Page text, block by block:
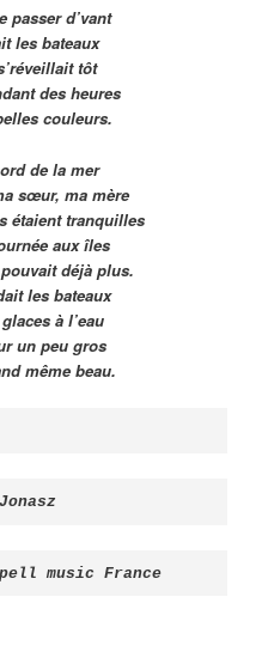
passer d’vant
les bateaux
tôt
des heures
couleurs.
de la mer
sœur, ma mère
étaient tranquilles
aux îles
déjà plus.
les bateaux
à l’eau
un peu gros
même beau.